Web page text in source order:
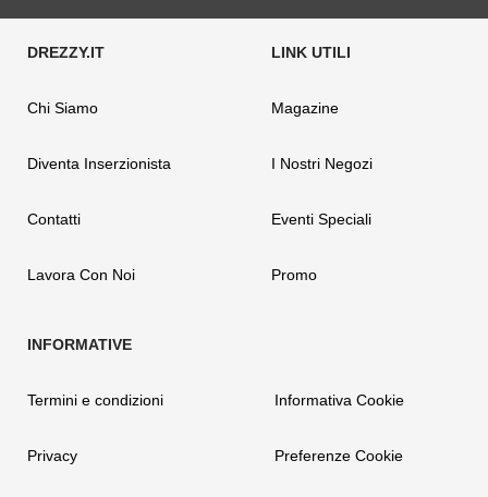
Chi Siamo
Diventa Inserzionista
Contatti
Lavora Con Noi
Magazine
I Nostri Negozi
Eventi Speciali
Promo
Termini e condizioni
Privacy
Informativa Cookie
Preferenze Cookie